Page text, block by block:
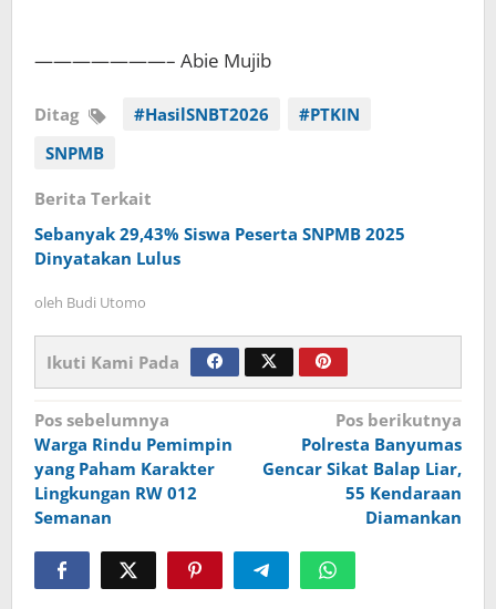
———————– Abie Mujib
Ditag #HasilSNBT2026
#PTKIN
SNPMB
Berita Terkait
Sebanyak 29,43% Siswa Peserta SNPMB 2025
Dinyatakan Lulus
oleh Budi Utomo
Ikuti Kami Pada
Navigasi
pos
Pos sebelumnya
Warga Rindu Pemimpin
yang Paham Karakter
Lingkungan RW 012
Semanan
Pos berikutnya
Polresta Banyumas
Gencar Sikat Balap Liar,
55 Kendaraan
Diamankan